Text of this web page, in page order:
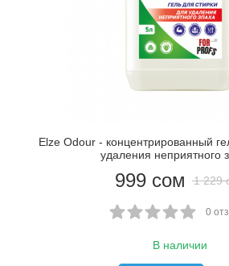
Elze Odour - концентрированный
удаления неприятного
999 сом 1 229
0
В наличии